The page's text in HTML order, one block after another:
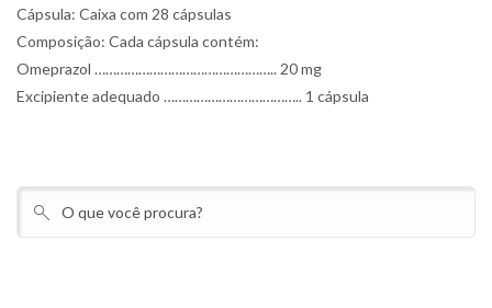
Cápsula: Caixa com 28 cápsulas
Composição: Cada cápsula contém:
Omeprazol ………………………………………….. 20 mg
Excipiente adequado ……………………………….. 1 cápsula